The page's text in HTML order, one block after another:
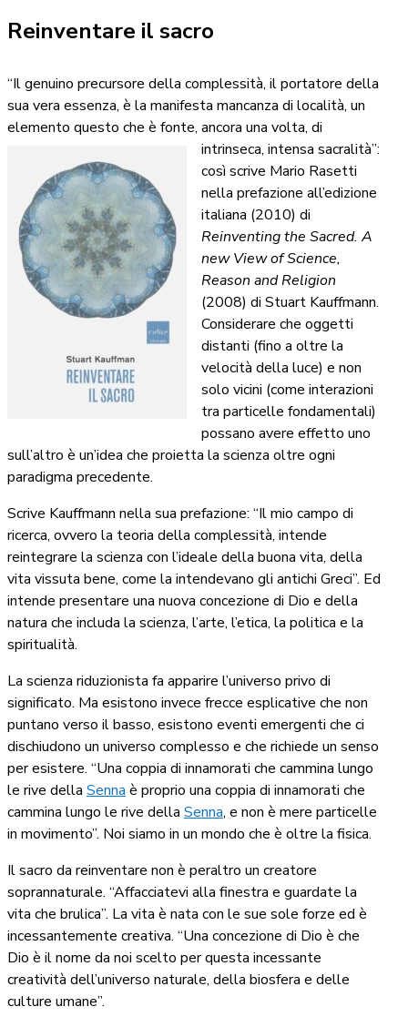
Reinventare il sacro
“Il genuino precursore della complessità, il portatore della
sua vera essenza, è la manifesta mancanza di località, un
elemento questo che è fonte, ancora una volta, di
intrinseca, intensa sacralità”:
così scrive Mario Rasetti
nella prefazione all’edizione
italiana (2010) di
Reinventing the Sacred. A
new View of Science,
Reason and Religion
(2008) di Stuart Kauffmann.
Considerare che oggetti
distanti (fino a oltre la
velocità della luce) e non
solo vicini (come interazioni
tra particelle fondamentali)
possano avere effetto uno
sull’altro è un’idea che proietta la scienza oltre ogni
paradigma precedente.
Scrive Kauffmann nella sua prefazione: “Il mio campo di
ricerca, ovvero la teoria della complessità, intende
reintegrare la scienza con l’ideale della buona vita, della
vita vissuta bene, come la intendevano gli antichi Greci”. Ed
intende presentare una nuova concezione di Dio e della
natura che includa la scienza, l’arte, l’etica, la politica e la
spiritualità.
La scienza riduzionista fa apparire l’universo privo di
significato. Ma esistono invece frecce esplicative che non
puntano verso il basso, esistono eventi emergenti che ci
dischiudono un universo complesso e che richiede un senso
per esistere. “Una coppia di innamorati che cammina lungo
le rive della Senna è proprio una coppia di innamorati che
cammina lungo le rive della Senna, e non è mere particelle
in movimento”. Noi siamo in un mondo che è oltre la fisica.
Il sacro da reinventare non è peraltro un creatore
soprannaturale. “Affacciatevi alla finestra e guardate la
vita che brulica”. La vita è nata con le sue sole forze ed è
incessantemente creativa. “Una concezione di Dio è che
Dio è il nome da noi scelto per questa incessante
creatività dell’universo naturale, della biosfera e delle
culture umane”.